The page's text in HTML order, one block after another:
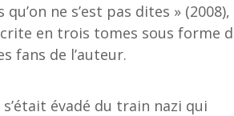
ne s’est pas dites » (2008),
en trois tomes sous forme
fans de l’auteur.
évadé du train nazi qui